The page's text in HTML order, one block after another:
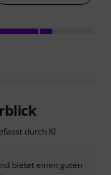
durch KI
bietet einen guten